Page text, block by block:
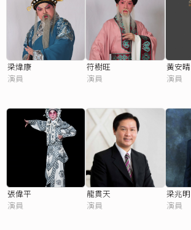
梁煒康
演員
符樹旺
演員
黃安晴
演員
張偉平
演員
龍貫天
演員
梁兆明
演員